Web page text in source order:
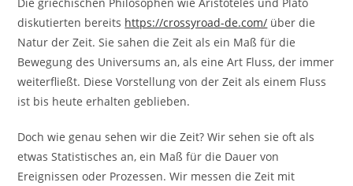
diskutierten bereits https://crossyroad-de.com/ über die
Natur der Zeit. Sie sahen die Zeit als ein Maß für die
Bewegung des Universums an, als eine Art Fluss, der immer
weiterfließt. Diese Vorstellung von der Zeit als einem Fluss
ist bis heute erhalten geblieben.
Doch wie genau sehen wir die Zeit? Wir sehen sie oft als
etwas Statistisches an, ein Maß für die Dauer von
Ereignissen oder Prozessen. Wir messen die Zeit mit